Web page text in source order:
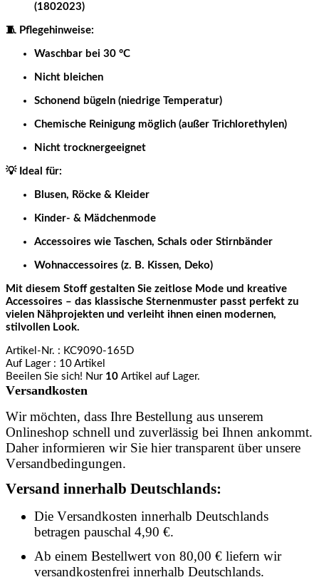
(1802023)
🧵 Pflegehinweise:
Waschbar bei 30 °C
Nicht bleichen
Schonend bügeln (niedrige Temperatur)
Chemische Reinigung möglich (außer Trichlorethylen)
Nicht trocknergeeignet
💡 Ideal für:
Blusen, Röcke & Kleider
Kinder- & Mädchenmode
Accessoires wie Taschen, Schals oder Stirnbänder
Wohnaccessoires (z. B. Kissen, Deko)
Mit diesem Stoff gestalten Sie zeitlose Mode und kreative
Accessoires – das klassische Sternenmuster passt perfekt zu
vielen Nähprojekten und verleiht ihnen einen modernen,
stilvollen Look.
Artikel-Nr. : KC9090-165D
Auf Lager : 10 Artikel
Beeilen Sie sich! Nur 10 Artikel auf Lager.
Versandkosten
Wir möchten, dass Ihre Bestellung aus unserem
Onlineshop schnell und zuverlässig bei Ihnen ankommt.
Daher informieren wir Sie hier transparent über unsere
Versandbedingungen.
Versand innerhalb Deutschlands:
Die Versandkosten innerhalb Deutschlands
betragen pauschal 4,90 €.
Ab einem Bestellwert von 80,00 € liefern wir
versandkostenfrei innerhalb Deutschlands.